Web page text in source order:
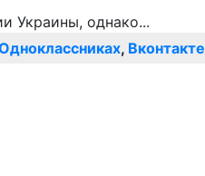
, Вконтакте